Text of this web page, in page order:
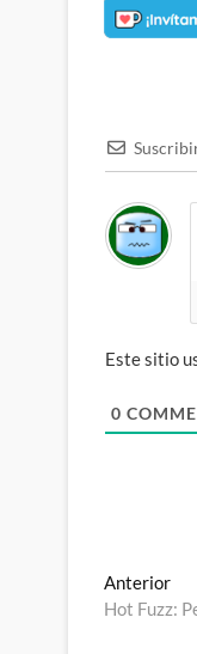
Este sitio
0
de
Anterior
Hot Fuzz: